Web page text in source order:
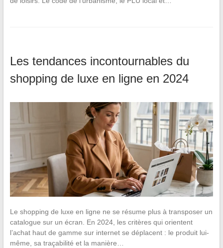
Les tendances incontournables du
shopping de luxe en ligne en 2024
Le shopping de luxe en ligne ne se résume plus à transposer un
catalogue sur un écran. En 2024, les critères qui orientent
l’achat haut de gamme sur internet se déplacent : le produit lui-
même, sa traçabilité et la manière…